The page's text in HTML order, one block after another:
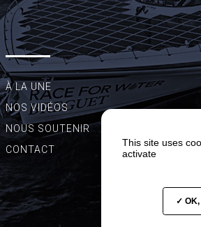
À LA UNE
NOS VIDÉOS
NOUS SOUTENIR
CONTACT
This site uses
activate